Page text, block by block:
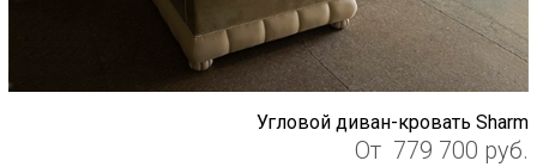
Угловой диван-кровать Sharm
От 779 700 руб.